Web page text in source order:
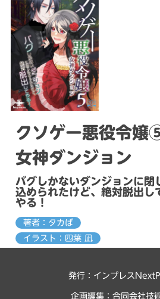
クソゲー悪役令嬢
女神ダンジョン
バグしかないダンジョンに閉
込められたけど、絶対脱出し
やる！
著者：タカば
イラスト：四葉 凪
発行：インプレス
企画編集： 合同会社技